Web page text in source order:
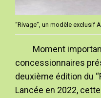
“Rivage”, un modèle exclusif
Moment
concessionnaires
deuxième édition du
Lancée en 2022,